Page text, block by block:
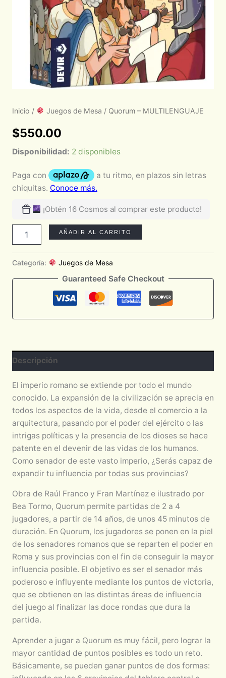
Inicio / Juegos de Mesa / Quorum – MULTILENGUAJE
$550.00
Disponibilidad: 2 disponibles
¡Obtén 16 Cosmos al comprar este producto!
AÑADIR AL CARRITO
Categoría: Juegos de Mesa
Guaranteed Safe Checkout
Descripción
El imperio romano se extiende por todo el mundo
conocido. La expansión de la civilización se aprecia en
todos los aspectos de la vida, desde el comercio a la
arquitectura, pasando por el poder del ejército o las
intrigas políticas y la presencia de los dioses se hace
patente en el devenir de las vidas de los humanos.
Como senador de este vasto imperio, ¿Serás capaz de
expandir tu influencia por todas sus provincias?
Obra de Raúl Franco y Fran Martínez e ilustrado por
Bea Tormo, Quorum permite partidas de 2 a 4
jugadores, a partir de 14 años, de unos 45 minutos de
duración. En Quorum, los jugadores se ponen en la piel
de los senadores romanos que se reparten el poder en
Roma y sus provincias con el fin de conseguir la mayor
influencia posible. El objetivo es ser el senador más
poderoso e influyente mediante los puntos de victoria,
que se obtienen en las distintas áreas de influencia
del juego al finalizar las doce rondas que dura la
partida.
Aprender a jugar a Quorum es muy fácil, pero lograr la
mayor cantidad de puntos posibles es todo un reto.
Básicamente, se pueden ganar puntos de dos formas: